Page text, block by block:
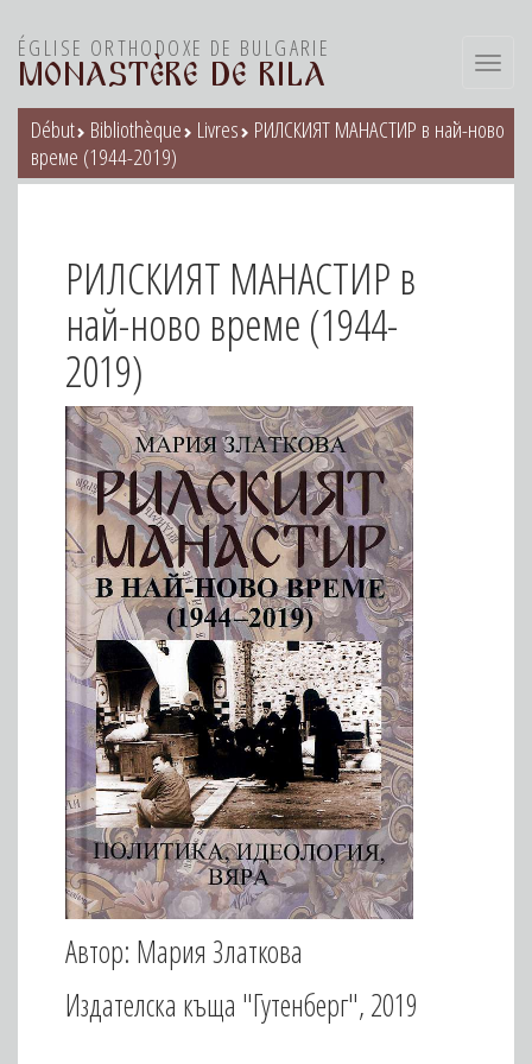
ÉGLISE ORTHODOXE DE BULGARIE
MONASTÈRE DE RILA
Début Bibliothèque Livres РИЛСКИЯТ МАНАСТИР в най-ново
време (1944-2019)
РИЛСКИЯТ МАНАСТИР в
най-ново време (1944-
2019)
Автор: Мария Златкова
Издателска къща "Гутенберг", 2019